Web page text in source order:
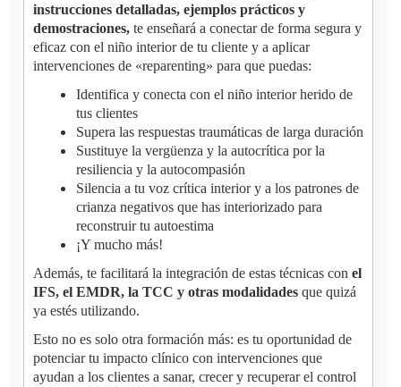
instrucciones detalladas, ejemplos prácticos y
demostraciones, te enseñará a conectar de forma segura y
eficaz con el niño interior de tu cliente y a aplicar
intervenciones de «reparenting» para que puedas:
Identifica y conecta con el niño interior herido de
tus clientes
Supera las respuestas traumáticas de larga duración
Sustituye la vergüenza y la autocrítica por la
resiliencia y la autocompasión
Silencia a tu voz crítica interior y a los patrones de
crianza negativos que has interiorizado para
reconstruir tu autoestima
¡Y mucho más!
Además, te facilitará la integración de estas técnicas con el
IFS, el EMDR, la TCC y otras modalidades que quizá
ya estés utilizando.
Esto no es solo otra formación más: es tu oportunidad de
potenciar tu impacto clínico con intervenciones que
ayudan a los clientes a sanar, crecer y recuperar el control